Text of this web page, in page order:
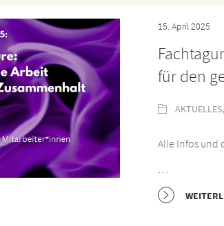
15. April 2025
für den
AKTUELLES
Alle Infos und